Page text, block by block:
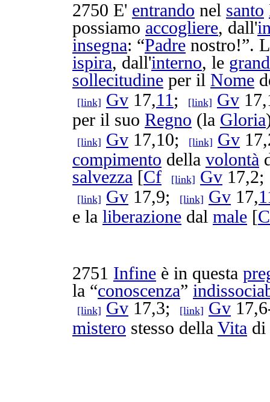
2750 E' entrando nel santo
possiamo accogliere, dall'
insegna: “Padre nostro!”.
ispira, dall'interno, le
sollecitudine per il Nome
[link] Gv 17,11 ; [link] Gv
per il suo Regno (la Gloria
[link] Gv 17,10; [link] Gv
compimento della volontà
salvezza [Cf [link] Gv
[link] Gv 17,9; [link] Gv 17,
e la liberazione dal male [
2751 Infine è in questa
la “conoscenza”
[link] Gv 17,3; [link] Gv
mistero stesso della Vita di